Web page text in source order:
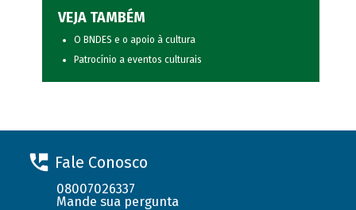
VEJA TAMBÉM
O BNDES e o apoio à cultura
Patrocínio a eventos culturais
Fale Conosco
08007026337
Mande sua pergunta